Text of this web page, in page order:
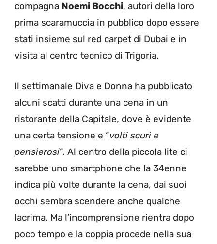
compagna Noemi Bocchi, autori della loro
prima scaramuccia in pubblico dopo essere
stati insieme sul red carpet di Dubai e in
visita al centro tecnico di Trigoria.
Il settimanale Diva e Donna ha pubblicato
alcuni scatti durante una cena in un
ristorante della Capitale, dove è evidente
una certa tensione e “volti scuri e
pensierosi“. Al centro della piccola lite ci
sarebbe uno smartphone che la 34enne
indica più volte durante la cena, dai suoi
occhi sembra scendere anche qualche
lacrima. Ma l’incomprensione rientra dopo
poco tempo e la coppia procede nella sua